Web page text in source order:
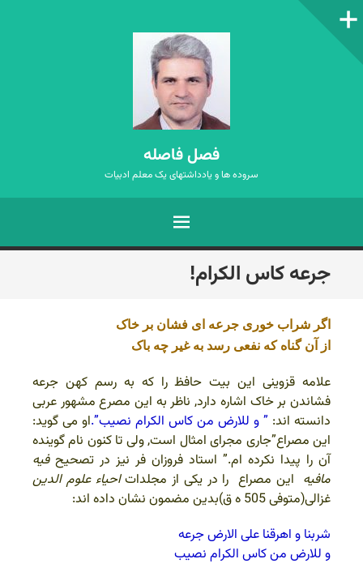
ستون‌کناری
فصل فاصله
سروده ها و یادداشتهای یک معلم ادبیات
فهرست
رفتن
به
جرعه کاس الکرام!
اگر شراب خوری جرعه ای فشان بر خاک
از آن گناه که نفعی رسد به غیر چه باک
علامه قزوینی این بیت حافظ را که به رسم کهن جرعه
فشاندن بر خاک اشاره دارد, ناظر به این مصرع مشهور عربی
دانسته اند: ” و للارض من کاس الکرام نصیب”.او می گوید:
این مصراع”جاری مجرای امثال است, ولی تا کنون نام گوینده
آن را پیدا نکرده ام.” استاد فروزان فر نیز در تصحیحفیه
مافیه این مصراع را در یکی از مجلداتاحیاء علوم الدین
غزالی(متوفی 505 ه ق)بدین مضمون نشان داده اند:
شربنا و اهرقنا علی الارض جرعه
و للارض من کاس الکرام نصیب